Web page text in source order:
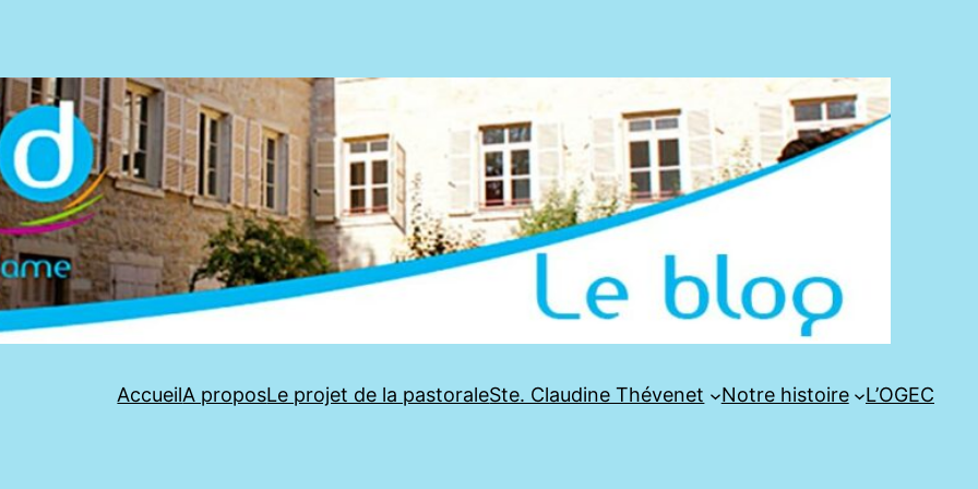
AccueilA proposLe projet de la pastoraleSte. Claudine Thévenet Notre histoire L’OGEC